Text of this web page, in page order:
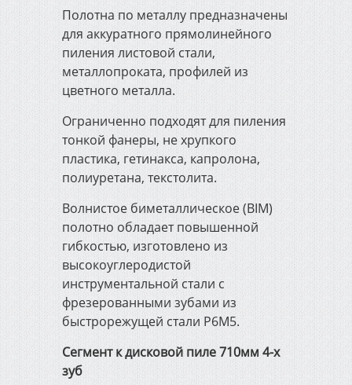
Полотна по металлу предназначены
для аккуратного прямолинейного
пиления листовой стали,
металлопроката, профилей из
цветного металла.
Ограниченно подходят для пиления
тонкой фанеры, не хрупкого
пластика, гетинакса, капролона,
полиуретана, текстолита.
Волнистое биметаллическое (BIM)
полотно обладает повышенной
гибкостью, изготовлено из
высокоуглеродистой
инструментальной стали с
фрезерованными зубами из
быстрорежущей стали Р6М5.
Сегмент к дисковой пиле 710мм 4-х
зуб